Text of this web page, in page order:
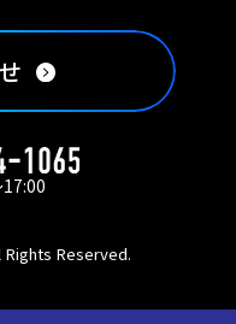
Reserved.